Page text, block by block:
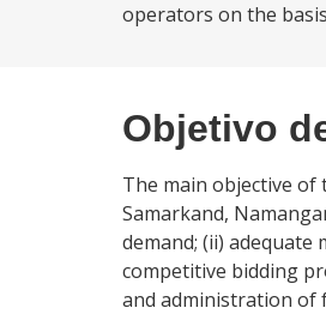
operators on the
Objetivo
The main objective
Samarkand,
demand; (ii)
competitive bidding
and administration of